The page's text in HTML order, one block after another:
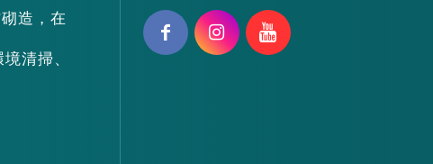
造，在
清掃、